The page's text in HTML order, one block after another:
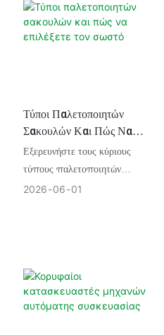
χύμα παραγωγή.
Τύποι Παλετοποιητών
Σακουλών Και Πώς Να
Επιλέξετε Τον Σωστό
Εξερευνήστε τους κύριους
τύπους παλετοποιητών
σακουλών: υψηλού επιπέδου,
σας.
2026 06 01